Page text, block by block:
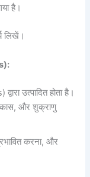
है।
लिखें।
उत्पादित होता है।
और शुक्राणु
करना, और